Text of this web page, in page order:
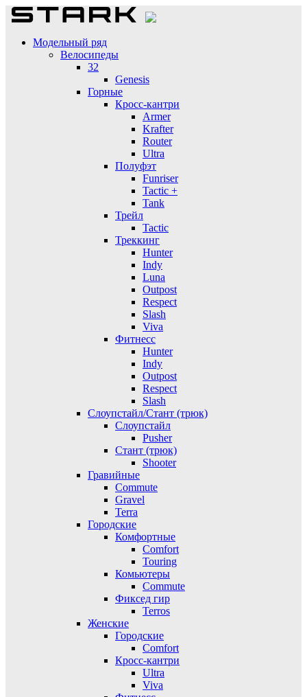
Модельный ряд
Велосипеды
32
Genesis
Горные
Кросс-кантри
Armer
Krafter
Router
Ultra
Полуфэт
Funriser
Tactic +
Tank
Трейл
Tactic
Треккинг
Hunter
Indy
Luna
Outpost
Respect
Slash
Viva
Фитнесс
Hunter
Indy
Outpost
Respect
Slash
Слоупстайл/Стант (трюк)
Слоупстайл
Pusher
Стант (трюк)
Shooter
Гравийные
Commute
Gravel
Terra
Городские
Комфортные
Comfort
Touring
Комьютеры
Commute
Фиксед гир
Terros
Женские
Городские
Comfort
Кросс-кантри
Ultra
Viva